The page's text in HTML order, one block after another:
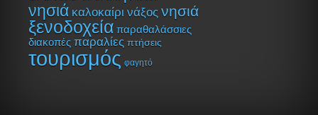
νησιά καλοκαίρι νάξος νησιά
ξενοδοχεία παραθαλάσσιες
διακοπές παραλίες πτήσεις
τουρισμός φαγητό